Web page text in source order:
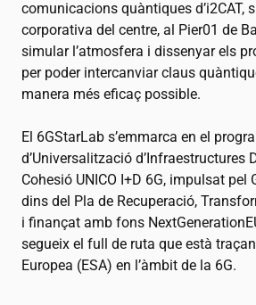
comunicacions quàntiques d’i2CAT,
corporativa del centre, al Pier01 de
simular l’atmosfera i dissenyar els
per poder intercanviar claus
manera més eficaç possible.
El 6GStarLab s’emmarca en el
d’Universalització d’Infraestructures
Cohesió UNICO I+D 6G, impulsat pel
dins del Pla de Recuperació,
i finançat amb fons
segueix el full de ruta que està
Europea (ESA) en l’àmbit de la 6G.